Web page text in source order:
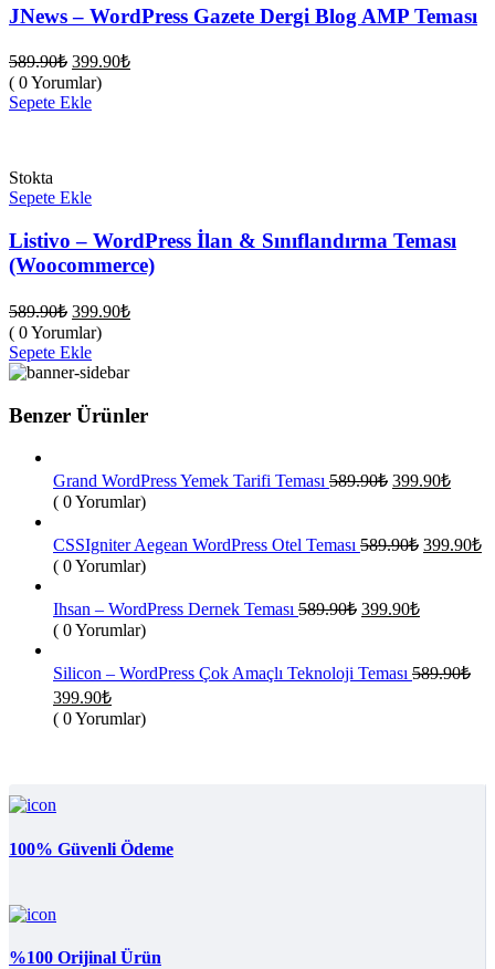
JNews – WordPress Gazete Dergi Blog AMP Teması
589.90₺ Orijinal
fiyat:
589.90₺.
399.90₺Şu
( 0 Yorumlar)
Sepete Ekle
Stokta
Sepete Ekle
Listivo – WordPress İlan & Sınıflandırma Teması
(Woocommerce)
589.90₺ Orijinal
fiyat:
589.90₺.
399.90₺Şu
399.90₺.
( 0 Yorumlar)
Sepete Ekle
Benzer Ürünler
Grand WordPress Yemek Tarifi Teması 589.90₺ Orijinal
399.90₺Şu
( 0 Yorumlar)
CSSIgniter Aegean WordPress Otel Teması 589.90₺ Orijinal
399.90₺
( 0 Yorumlar)
Ihsan – WordPress Dernek Teması 589.90₺ Orijinal
399.90₺Şu
399.90₺.
( 0 Yorumlar)
Silicon – WordPress Çok Amaçlı Teknoloji Teması 589.90₺
Orijinal
fiyat:
399.90₺Şu
andaki
fiyat:
( 0 Yorumlar)
100% Güvenli Ödeme
%100 Orijinal Ürün